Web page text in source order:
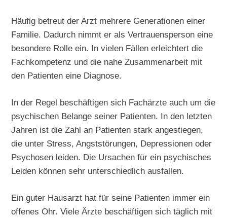
Häufig betreut der Arzt mehrere Generationen einer
Familie. Dadurch nimmt er als Vertrauensperson eine
besondere Rolle ein. In vielen Fällen erleichtert die
Fachkompetenz und die nahe Zusammenarbeit mit
den Patienten eine Diagnose.
In der Regel beschäftigen sich Fachärzte auch um die
psychischen Belange seiner Patienten. In den letzten
Jahren ist die Zahl an Patienten stark angestiegen,
die unter Stress, Angststörungen, Depressionen oder
Psychosen leiden. Die Ursachen für ein psychisches
Leiden können sehr unterschiedlich ausfallen.
Ein guter Hausarzt hat für seine Patienten immer ein
offenes Ohr. Viele Ärzte beschäftigen sich täglich mit